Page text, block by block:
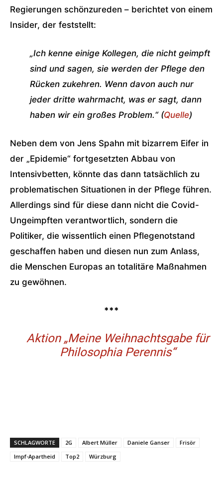
Regierungen schönzureden – berichtet von einem
Insider, der feststellt:
„Ich kenne einige Kollegen, die nicht geimpft
sind und sagen, sie werden der Pflege den
Rücken zukehren. Wenn davon auch nur
jeder dritte wahrmacht, was er sagt, dann
haben wir ein großes Problem.“ (Quelle)
Neben dem von Jens Spahn mit bizarrem Eifer in
der „Epidemie“ fortgesetzten Abbau von
Intensivbetten, könnte das dann tatsächlich zu
problematischen Situationen in der Pflege führen.
Allerdings sind für diese dann nicht die Covid-
Ungeimpften verantwortlich, sondern die
Politiker, die wissentlich einen Pflegenotstand
geschaffen haben und diesen nun zum Anlass,
die Menschen Europas an totalitäre Maßnahmen
zu gewöhnen.
***
Aktion „Meine Weihnachtsgabe für
Philosophia Perennis“
SCHLAGWORTE 2G Albert Müller Daniele Ganser
Frisör
Impf-Apartheid
Top2 Würzburg